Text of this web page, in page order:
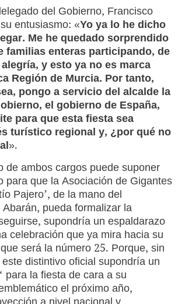
del Gobierno, Francisco
entusiasmo: «Yo ya lo he dicho
Me he quedado sorprendido
familias enteras participando, de
y esto ya no es marca
Región de Murcia. Por tanto,
pongo a servicio del alcalde la
el gobierno de España,
para que esta fiesta sea
turístico regional y, ¿por qué no
».
de ambos cargos puede suponer
para que la Asociación de Gigantes
Pajero’, de la mano del
pueda formalizar la
supondría un espaldarazo
celebración que ya mira hacia su
será la número 25. Porque, sin
distintivo oficial supondría un
‘ para la fiesta de cara a su
el próximo año,